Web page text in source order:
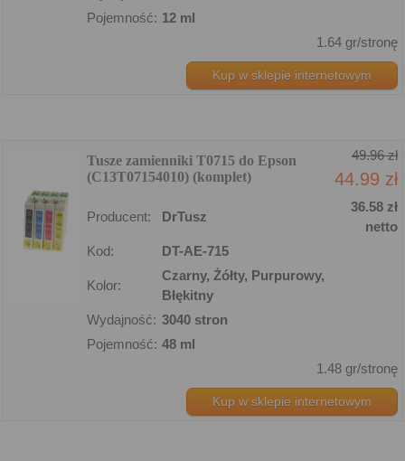
Pojemność: 12 ml
1.64 gr/stronę
Kup w sklepie internetowym
Tusze zamienniki T0715 do Epson
(C13T07154010) (komplet)
49.96 zł
44.99 zł
Producent: DrTusz
36.58 zł
netto
Kod:
DT-AE-715
Kolor:
Czarny, Żółty, Purpurowy,
Błękitny
Wydajność: 3040 stron
Pojemność: 48 ml
1.48 gr/stronę
Kup w sklepie internetowym